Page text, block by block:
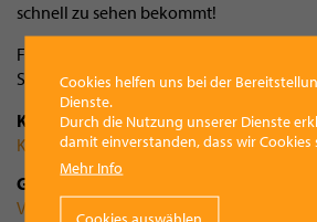
schnell zu sehen bekommt!
Foto: Willi Hitzenberger, Hans Georg
Söllradl
Kategorie
Kultur
Gemeinde
Vorchdorf
Cookies helfen uns bei der
Dienste.
Durch die Nutzung unserer Dienste
damit einverstanden, dass wir Cookies
Mehr Info